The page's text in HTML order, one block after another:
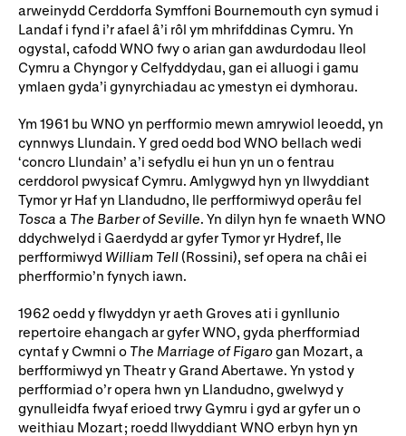
Rhoddion mewn Ewyllysiau
arweinydd Cerddorfa Symffoni Bournemouth cyn symud i
Landaf i fynd i’r afael â’i rôl ym mhrifddinas Cymru. Yn
ogystal, cafodd WNO fwy o arian gan awdurdodau lleol
Cymru a Chyngor y Celfyddydau, gan ei alluogi i gamu
ymlaen gyda’i gynyrchiadau ac ymestyn ei dymhorau.
Ym 1961 bu WNO yn perfformio mewn amrywiol leoedd, yn
cynnwys Llundain. Y gred oedd bod WNO bellach wedi
‘concro Llundain’ a’i sefydlu ei hun yn un o fentrau
cerddorol pwysicaf Cymru. Amlygwyd hyn yn llwyddiant
Tymor yr Haf yn Llandudno, lle perfformiwyd operâu fel
Tosca a The Barber of Seville . Yn dilyn hyn fe wnaeth WNO
ddychwelyd i Gaerdydd ar gyfer Tymor yr Hydref, lle
perfformiwyd William Tell (Rossini), sef opera na châi ei
pherfformio’n fynych iawn.
1962 oedd y flwyddyn yr aeth Groves ati i gynllunio
repertoire ehangach ar gyfer WNO, gyda pherfformiad
cyntaf y Cwmni o The Marriage of Figarogan Mozart, a
berfformiwyd yn Theatr y Grand Abertawe. Yn ystod y
perfformiad o’r opera hwn yn Llandudno, gwelwyd y
gynulleidfa fwyaf erioed trwy Gymru i gyd ar gyfer un o
weithiau Mozart; roedd llwyddiant WNO erbyn hyn yn